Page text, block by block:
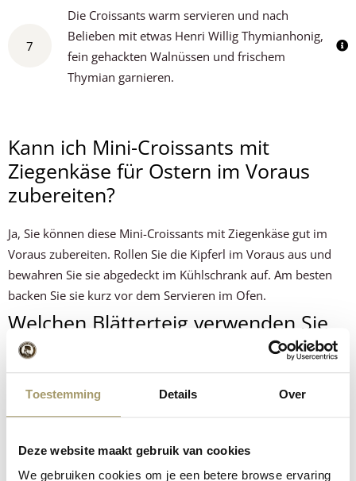
Toestemming Details Over
Deze website maakt gebruik van cookies
We gebruiken cookies om je een betere browse ervaring
7
Die Croissants warm servieren und nach
Belieben mit etwas Henri Willig Thymianhonig,
fein gehackten Walnüssen und frischem
Thymian garnieren.
Kann ich Mini-Croissants mit
Ziegenkäse für Ostern im Voraus
zubereiten?
Ja, Sie können diese Mini-Croissants mit Ziegenkäse gut im
Voraus zubereiten. Rollen Sie die Kipferl im Voraus aus und
bewahren Sie sie abgedeckt im Kühlschrank auf. Am besten
backen Sie sie kurz vor dem Servieren im Ofen.
Welchen Blätterteig verwenden Sie
für selbst gemachte Croissants?
Blätterteig oder tiefgekühlten Blätterteig verwenden. Lassen
Wie viele Mini-Croissants pro Person